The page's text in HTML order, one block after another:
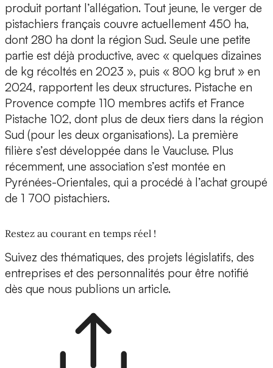
produit portant l’allégation. Tout jeune, le verger de
pistachiers français couvre actuellement 450 ha,
dont 280 ha dont la région Sud. Seule une petite
partie est déjà productive, avec « quelques dizaines
de kg récoltés en 2023 », puis « 800 kg brut » en
2024, rapportent les deux structures. Pistache en
Provence compte 110 membres actifs et France
Pistache 102, dont plus de deux tiers dans la région
Sud (pour les deux organisations). La première
filière s’est développée dans le Vaucluse. Plus
récemment, une association s’est montée en
Pyrénées-Orientales, qui a procédé à l’achat groupé
de 1 700 pistachiers.
Restez au courant en temps réel !
Suivez des thématiques, des projets législatifs, des
entreprises et des personnalités pour être notifié
dès que nous publions un article.